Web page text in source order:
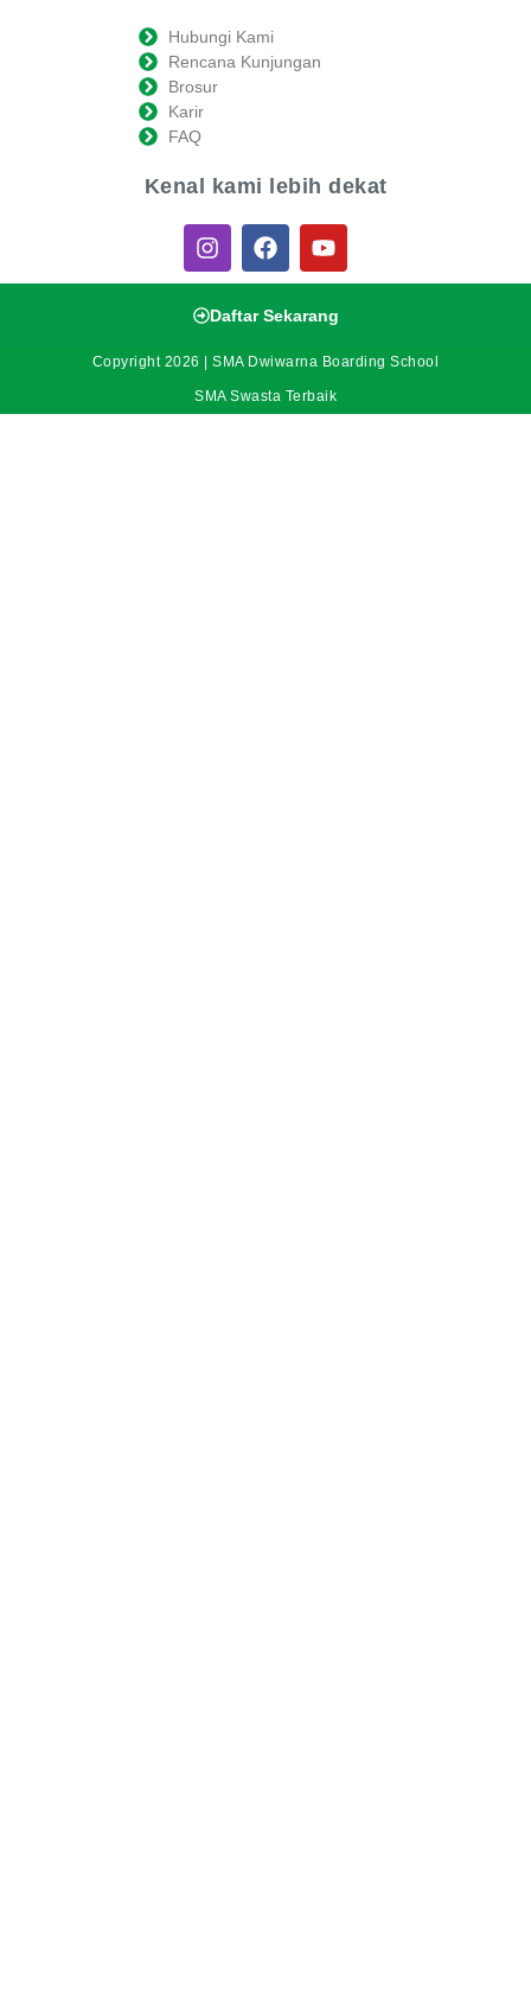
Hubungi Kami
Rencana Kunjungan
Brosur
Karir
FAQ
Kenal kami lebih dekat
Daftar Sekarang
Copyright 2026 | SMA Dwiwarna Boarding School
SMA Swasta Terbaik